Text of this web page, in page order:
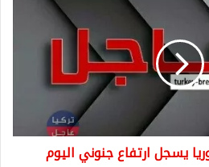
يسجل ارتفاع جنوني اليوم